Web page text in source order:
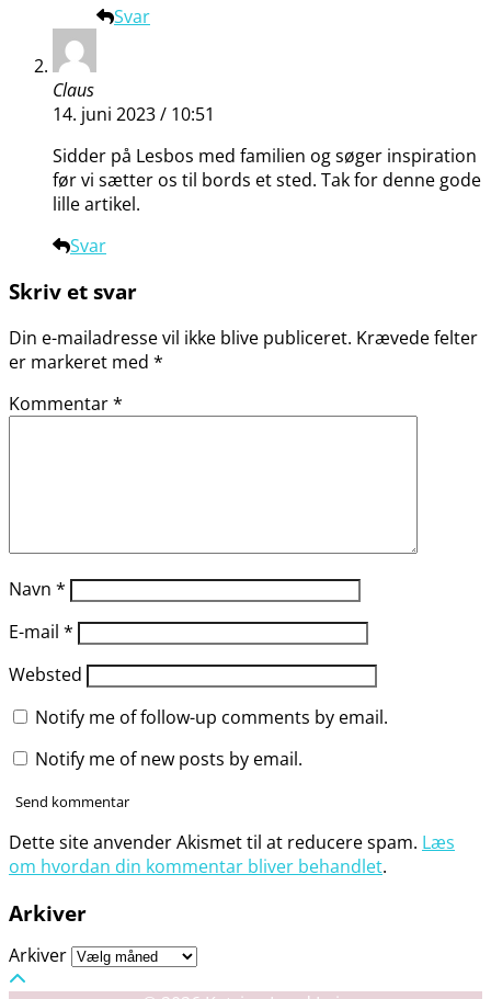
Svar
Claus
14. juni 2023 / 10:51
Sidder på Lesbos med familien og søger inspiration
før vi sætter os til bords et sted. Tak for denne gode
lille artikel.
Svar
Skriv et svar
Din e-mailadresse vil ikke blive publiceret. Krævede felter
er markeret med *
Kommentar*
Navn *
E-mail *
Websted
Notify me of follow-up comments by email.
Notify me of new posts by email.
Dette site anvender Akismet til at reducere spam. Læs
om hvordan din kommentar bliver behandlet.
Arkiver
Arkiver